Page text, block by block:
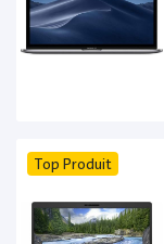
Top Produit